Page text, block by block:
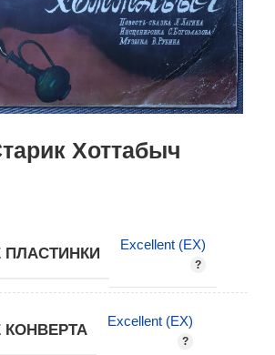
Хоттабыч
Excellent (EX)
Excellent (EX)